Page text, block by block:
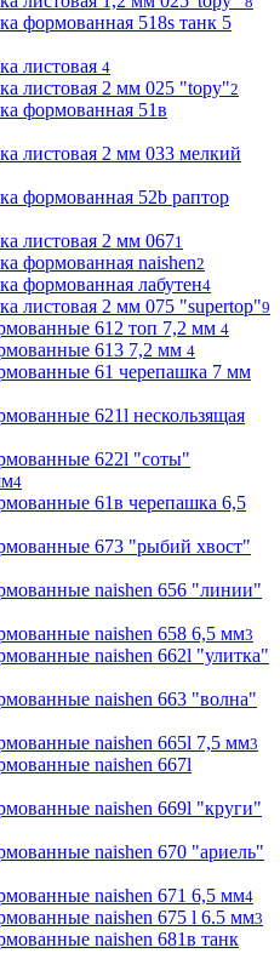
формованная 518s танк 5
листовая 4
листовая 2 мм 025 "topy"2
формованная 51в
листовая 2 мм 033 мелкий
формованная 52b раптор
листовая 2 мм 0671
формованная naishen2
формованная лабутен4
листовая 2 мм 075 "supertop"9
612 топ 7,2 мм 4
613 7,2 мм 4
61 черепашка 7 мм
621l нескользящая
622l "соты"
4
61в черепашка 6,5
673 "рыбий хвост"
naishen 656 "линии"
naishen 658 6,5 мм3
naishen 662l "улитка"
naishen 663 "волна"
naishen 665l 7,5 мм3
naishen 667l
naishen 669l "круги"
naishen 670 "ариель"
naishen 671 6,5 мм4
naishen 675 l 6.5 мм3
naishen 681в танк